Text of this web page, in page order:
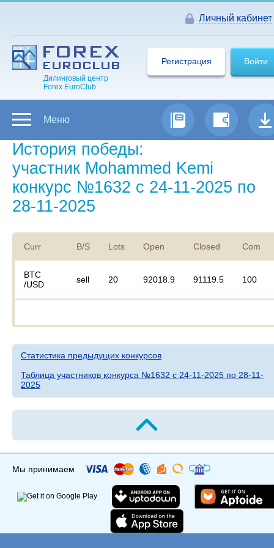
Личный кабинет
Дилинговый центр
Forex EuroClub
Войти
Регистрация
Меню
История победы:
участник Mohammed Kemi
конкурс №1632 с 24-11-2025 по
28-11-2025
Curr B/S Lots Open Closed Com
BTC
/USD
sell 20 92018.9 91119.5 100
Статистика предыдущих конкурсов
Таблица участников конкурса №1632 c 24-11-2025 по 28-11-
2025
Мы принимаем